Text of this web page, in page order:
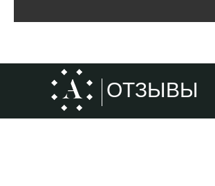
ОТЗЫВЫ